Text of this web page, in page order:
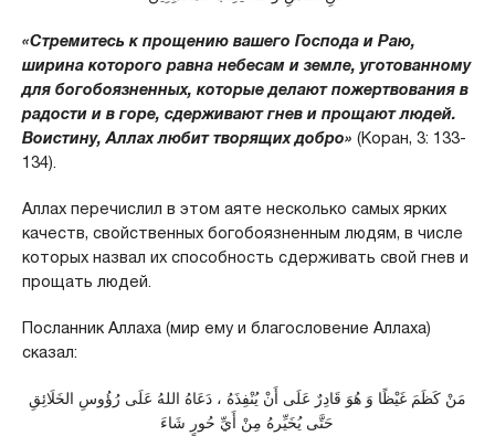
«Стремитесь к прощению вашего Господа и Раю,
ширина которого равна небесам и земле, уготованному
для богобоязненных, которые делают пожертвования в
радости и в горе, сдерживают гнев и прощают людей.
Воистину, Аллах любит творящих добро» (Коран, 3: 133-
134).
Аллах перечислил в этом аяте несколько самых ярких
качеств, свойственных богобоязненным людям, в числе
которых назвал их способность сдерживать свой гнев и
прощать людей.
Посланник Аллаха (мир ему и благословение Аллаха)
сказал:
مَنْ كَظَمَ غَيْظًا وَ هُوَ قَادِرٌ عَلَى أَنْ يُنْفِذَهُ ، دَعَاهُ اللهُ عَلَى رُؤُوسِ الخَلَائِقِ
حَتَّى يُخَيِّرهُ مِنْ أَيِّ حُورٍ شَاءَ